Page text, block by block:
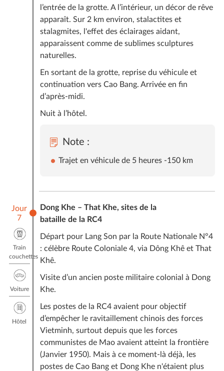
l’entrée de la grotte. A l’intérieur, un décor de rêve
apparaît. Sur 2 km environ, stalactites et
stalagmites, l'effet des éclairages aidant,
apparaissent comme de sublimes sculptures
naturelles.
En sortant de la grotte, reprise du véhicule et
continuation vers Cao Bang. Arrivée en fin
d’après-midi.
Nuit à l’hôtel.
Note :
Trajet en véhicule de 5 heures -150 km
Jour
7
Dong Khe – That Khe, sites de la
bataille de la RC4
Départ pour Lang Son par la Route Nationale N°4
: célèbre Route Coloniale 4, via Dông Khê et That
Khê.
Visite d’un ancien poste militaire colonial à Dong
Khe.
Les postes de la RC4 avaient pour objectif
d’empêcher le ravitaillement chinois des forces
Vietminh, surtout depuis que les forces
communistes de Mao avaient atteint la frontière
(Janvier 1950). Mais à ce moment-là déjà, les
postes de Cao Bang et Dong Khe n'étaient plus
Train
couchettes
Voiture
Hôtel